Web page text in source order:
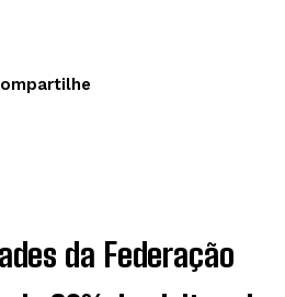
da Federação